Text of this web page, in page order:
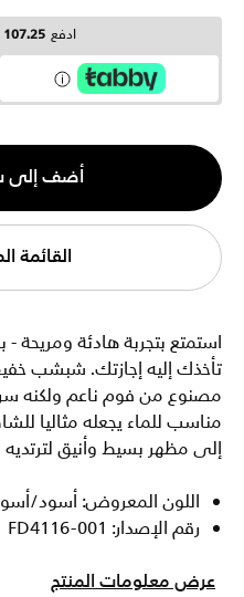
ادفع 107.25 ر.س شهرياً
الكمية
1
أضف إلى
القائمة
استمتع بتجربة هادئة ومريحة
تأخذك إليه إجازتك. شبشب
مصنوع من فوم ناعم ولكنه
مناسب للماء يجعله مثاليا
إلى مظهر بسيط وأنيق
اللون المعروض: أسود/
رقم الإصدار: FD4116-001
عرض معلومات المنتج